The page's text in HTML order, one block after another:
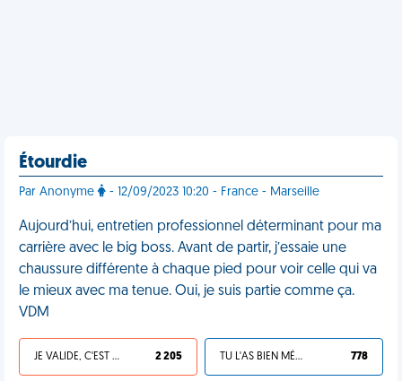
Étourdie
Par Anonyme - 12/09/2023 10:20 - France - Marseille
Aujourd’hui, entretien professionnel déterminant pour ma
carrière avec le big boss. Avant de partir, j’essaie une
chaussure différente à chaque pied pour voir celle qui va
le mieux avec ma tenue. Oui, je suis partie comme ça.
VDM
JE VALIDE, C'EST UNE VDM 2 205 TU L'AS BIEN MÉRITÉ 778